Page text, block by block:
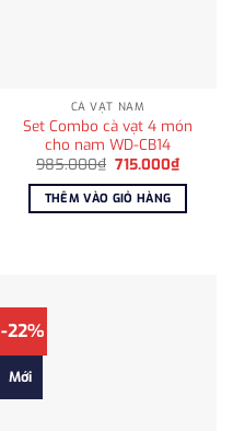
CÀ VẠT NAM
Set Combo cà vạt 4 món
cho nam WD-CB14
985.000₫ Giá
là:
985.000₫.
715.000₫Giá
hiện
tại
THÊM VÀO GIỎ HÀNG
-22%
Mới